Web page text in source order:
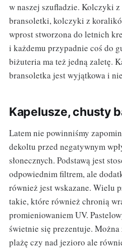
w naszej szufladzie. Kolczyki
bransoletki, kolczyki z
wprost stworzona do letnich
i każdemu przypadnie coś do
biżuteria ma też jedną zaletę.
bransoletka jest wyjątkowa i
Kapelusze, chusty
Latem nie powinniśmy
dekoltu przed negatywnym
słonecznych. Podstawą jest
odpowiednim filtrem, ale
również jest wskazane. Wielu
takie, które również chronią
promieniowaniem UV.
świetnie się prezentuje.
plażę czy nad jezioro ale